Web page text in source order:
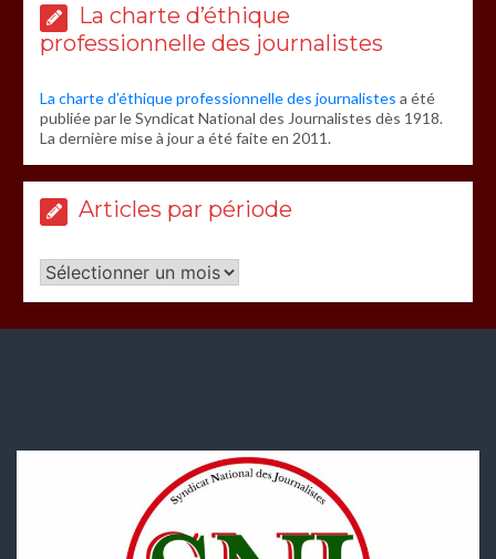
La charte d’éthique
professionnelle des journalistes
La charte d’éthique professionnelle des journalistes a été
publiée par le Syndicat National des Journalistes dès 1918.
La dernière mise à jour a été faite en 2011.
Articles par période
Articles
par
période